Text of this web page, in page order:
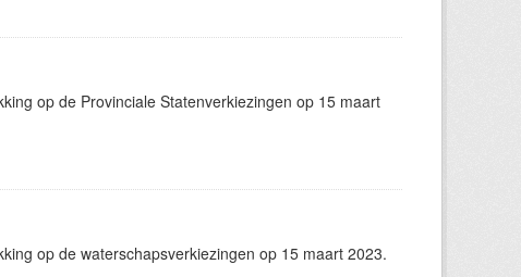
op de Provinciale Statenverkiezingen op 15 maart
op de waterschapsverkiezingen op 15 maart 2023.